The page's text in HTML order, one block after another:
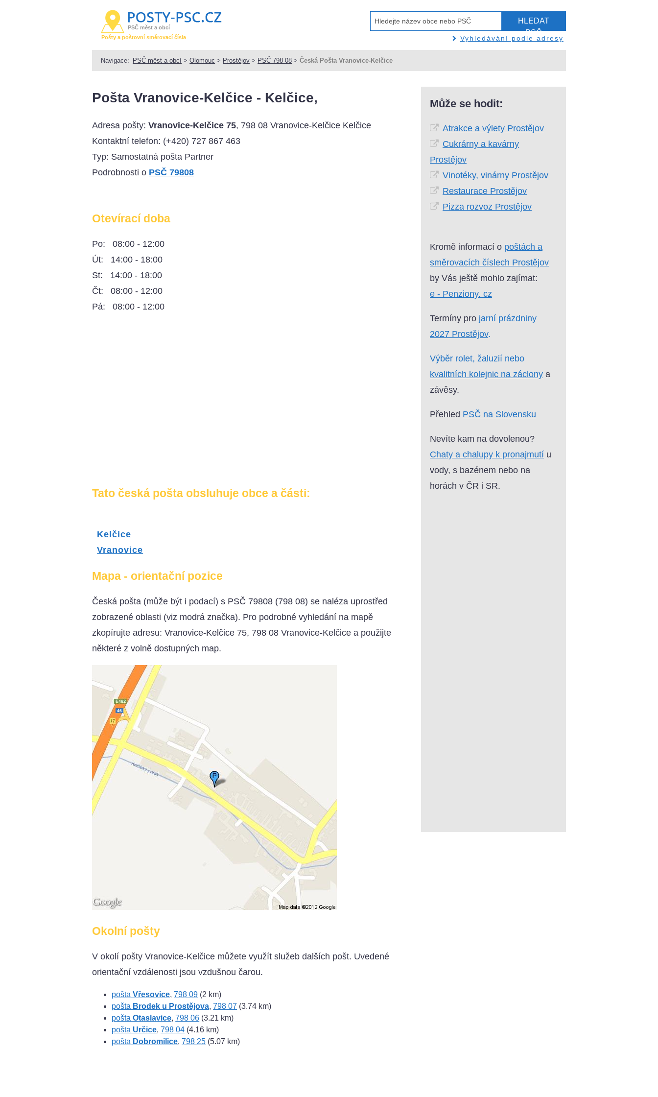
PSČ měst a obcí
Pošty a poštovní směrovací čísla
HLEDAT
PSČ
Vyhledávání podle adresy
Navigace: PSČ měst a obcí >Olomouc > Prostějov > PSČ 798 08 >Česká Pošta Vranovice-Kelčice
Pošta Vranovice-Kelčice - Kelčice,
Adresa pošty:Vranovice-Kelčice 75, 798 08 Vranovice-Kelčice Kelčice
Kontaktní telefon: (+420) 727 867 463
Typ: Samostatná pošta Partner
Podrobnosti o PSČ 79808
Otevírací doba
Po: 08:00 - 12:00
Út: 14:00 - 18:00
St: 14:00 - 18:00
Čt: 08:00 - 12:00
Pá: 08:00 - 12:00
Tato česká pošta obsluhuje obce a části:
Kelčice
Vranovice
Mapa - orientační pozice
Česká pošta (může být i podací) s PSČ 79808 (798 08) se naléza uprostřed
zobrazené oblasti (viz modrá značka). Pro podrobné vyhledání na mapě
zkopírujte adresu: Vranovice-Kelčice 75, 798 08 Vranovice-Kelčice a použijte
některé z volně dostupných map.
Okolní pošty
V okolí pošty Vranovice-Kelčice můžete využít služeb dalších pošt. Uvedené
orientační vzdálenosti jsou vzdušnou čarou.
poštaVřesovice,798 09 (2 km)
pošta Brodek u Prostějova,798 07 (3.74 km)
poštaOtaslavice,798 06 (3.21 km)
pošta Určice,798 04 (4.16 km)
pošta Dobromilice,798 25 (5.07 km)
Může se hodit:
Atrakce a výlety Prostějov
Cukrárny a kavárny
Prostějov
Vinotéky, vinárny Prostějov
Restaurace Prostějov
Pizza rozvoz Prostějov
Kromě informací o poštách a
směrovacích číslech Prostějov
by Vás ještě mohlo zajímat:
e - Penziony. cz
Termíny pro jarní prázdniny
2027 Prostějov.
Výběr rolet, žaluzií nebo
kvalitních kolejnic na záclony a
závěsy.
Přehled PSČ na Slovensku
Nevíte kam na dovolenou?
Chaty a chalupy k pronajmutí u
vody, s bazénem nebo na
horách v ČR i SR.